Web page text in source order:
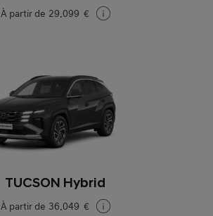
À partir de 29.099 €
TUCSON Hybrid
À partir de 36.049 €